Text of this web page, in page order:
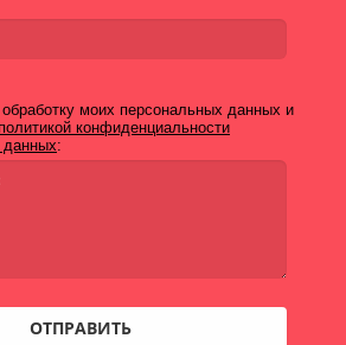
моих персональных данных и
политикой конфиденциальности
данных:
ОТПРАВИТЬ